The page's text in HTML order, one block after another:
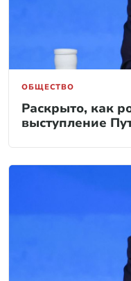
ОБЩЕСТВО
Раскрыто, как
выступление